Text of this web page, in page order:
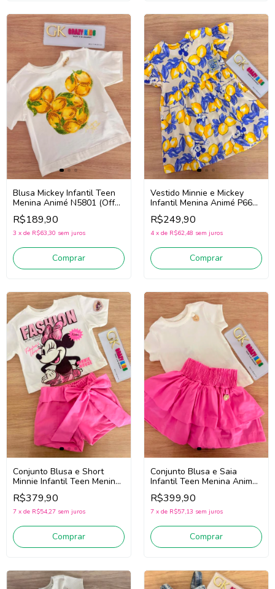
Blusa Mickey Infantil Teen
Menina Animé N5801 (Off
White/Amarelo)
R$189,90
3 x de R$63,30 sem juros
Comprar
Vestido Minnie e Mickey
Infantil Menina Animé P6666
(Bege/Amarelo/Azul)
R$249,90
4 x de R$62,48 sem juros
Comprar
Conjunto Blusa e Short
Minnie Infantil Teen Menina
Animé N6082 (Off
White/Rosa)
R$379,90
7 x de R$54,27 sem juros
Comprar
Conjunto Blusa e Saia
Infantil Teen Menina Animé
N6397 (Off White/Rosa)
R$399,90
7 x de R$57,13 sem juros
Comprar